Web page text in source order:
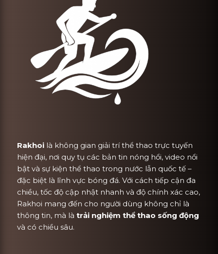
Rakhoi là không gian giải trí thể thao trực tuyến
hiện đại, nơi quy tụ các bản tin nóng hổi, video nổi
bật và sự kiện thể thao trong nước lẫn quốc tế –
đặc biệt là lĩnh vực bóng đá. Với cách tiếp cận đa
chiều, tốc độ cập nhật nhanh và độ chính xác cao,
Rakhoi mang đến cho người dùng không chỉ là
thông tin, mà là trải nghiệm thể thao sống động
và có chiều sâu.